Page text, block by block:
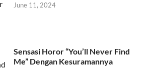
June 11, 2024
Sensasi Horor “You’ll Never Find
Me” Dengan Kesuramannya